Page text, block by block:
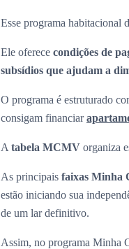
Esse programa habitacional
Ele oferece condições de
subsídios que ajudam a
O programa é estruturado
consigam financiar
A tabela MCMV organiza
As principais faixas Minha
estão iniciando sua
de um lar definitivo.
Assim, no programa Minha